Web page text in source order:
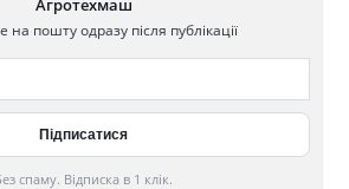
Агротехмаш
пошту одразу після публікації
спаму. Відписка в 1 клік.